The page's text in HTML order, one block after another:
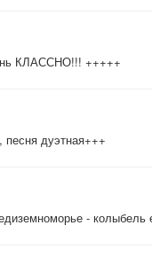
КЛАССНО!!! +++++
дуэтная+++
- колыбель